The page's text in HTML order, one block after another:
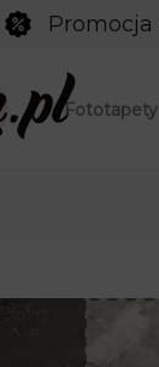
Promocja
Fototapety